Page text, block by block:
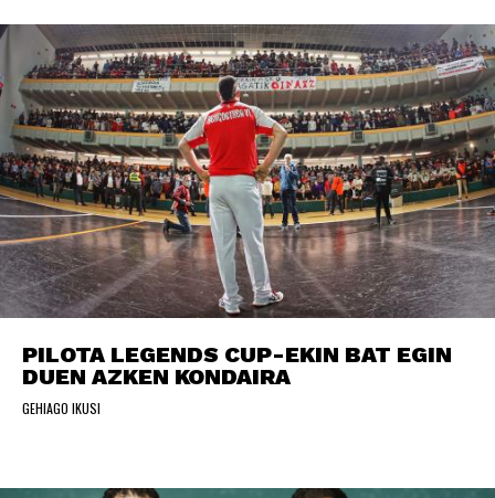
PILOTA LEGENDS CUP-EKIN BAT EGIN
DUEN AZKEN KONDAIRA
GEHIAGO IKUSI